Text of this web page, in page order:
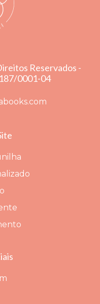
Reservados -
0001­-04